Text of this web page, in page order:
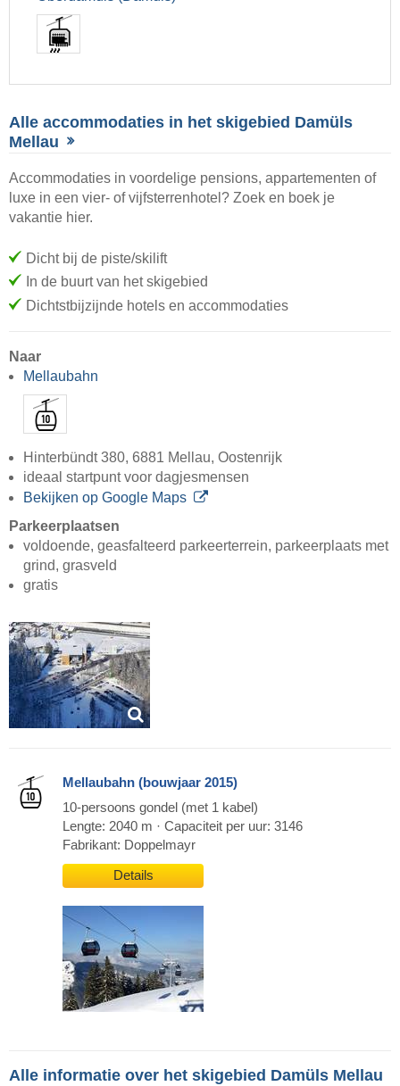
Alle accommodaties in het skigebied Damüls
Mellau
Accommodaties in voordelige pensions, appartementen of
luxe in een vier- of vijfsterrenhotel? Zoek en boek je
vakantie hier.
Dicht bij de piste/skilift
In de buurt van het skigebied
Dichtstbijzijnde hotels en accommodaties
Naar
Mellaubahn
Hinterbündt 380, 6881 Mellau, Oostenrijk
ideaal startpunt voor dagjesmensen
Bekijken op Google Maps
Parkeerplaatsen
voldoende, geasfalteerd parkeerterrein, parkeerplaats met
grind, grasveld
gratis
Mellaubahn (bouwjaar 2015)
10-persoons gondel (met 1 kabel)
Lengte: 2040 m · Capaciteit per uur: 3146
Fabrikant: Doppelmayr
Details
Alle informatie over het skigebied Damüls Mellau